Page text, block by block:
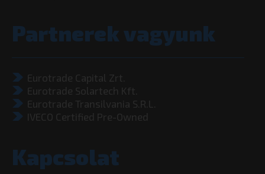
Partnerek vagyunk
Eurotrade Capital Zrt.
Eurotrade Solartech Kft.
Eurotrade Transilvania S.R.L.
IVECO Certified Pre-Owned
Kapcsolat